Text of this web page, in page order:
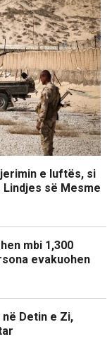
e luftës, si
së Mesme
mbi 1,300
evakuohen
Detin e Zi,